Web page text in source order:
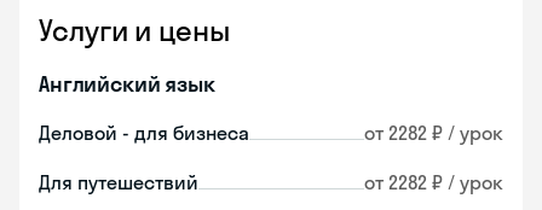
Услуги и цены
Английский язык
Деловой - для бизнеса от 2282 ₽ / урок
Для путешествий от 2282 ₽ / урок